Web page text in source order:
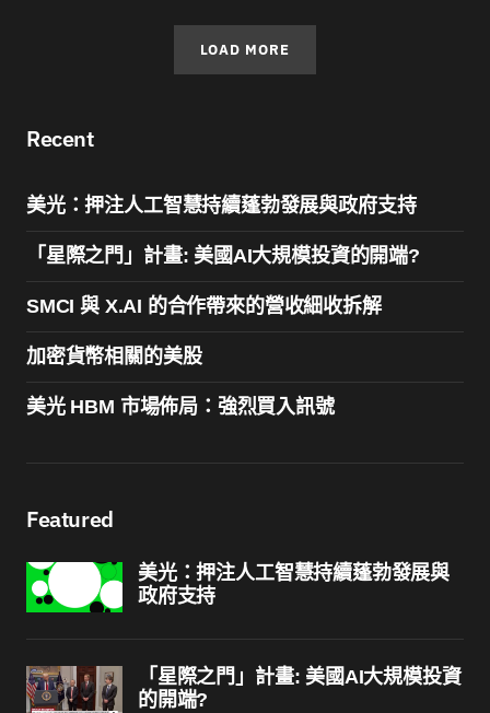
LOAD MORE
Recent
美光：押注人工智慧持續蓬勃發展與政府支持
「星際之門」計畫: 美國AI大規模投資的開端?
SMCI 與 X.AI 的合作帶來的營收細收拆解
加密貨幣相關的美股
美光 HBM 市場佈局：強烈買入訊號
Featured
美光：押注人工智慧持續蓬勃發展與
政府支持
「星際之門」計畫: 美國AI大規模投資
的開端?